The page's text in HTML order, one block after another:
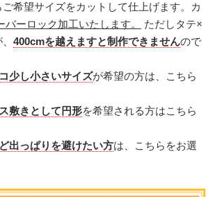
希望サイズをカットして仕上げます。カ
バーロック加工いたします。
ただしタテ×
、400cmを越えますと制作できませんので
少し小さいサイズが希望の方は、こちら
敷きとして円形を希望される方はこちら
出っぱりを避けたい方は、こちらをお選